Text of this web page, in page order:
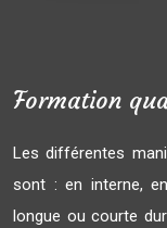
Formation
Les différentes
sont : en interne,
longue ou courte